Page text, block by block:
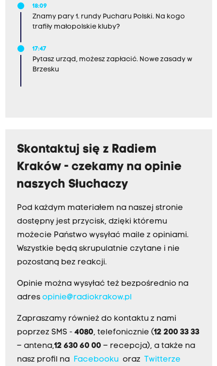
18:09
Znamy pary 1. rundy Pucharu Polski. Na kogo
trafiły małopolskie kluby?
17:47
Pytasz urząd, możesz zapłacić. Nowe zasady w
Brzesku
Skontaktuj się z Radiem
Kraków - czekamy na opinie
naszych Słuchaczy
Pod każdym materiałem na naszej stronie
dostępny jest przycisk, dzięki któremu
możecie Państwo wysyłać maile z opiniami.
Wszystkie będą skrupulatnie czytane i nie
pozostaną bez reakcji.
Opinie można wysyłać też bezpośrednio na
adres opinie@radiokrakow.pl
Zapraszamy również do kontaktu z nami
poprzez SMS - 4080, telefonicznie (12 200 33 33
– antena,12 630 60 00 – recepcja), a także na
nasz profil na
Facebookuoraz Twitterze